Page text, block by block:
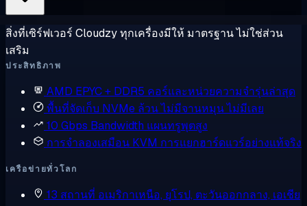
สิ่งที่เซิร์ฟเวอร์ Cloudzy ทุกเครื่องมีให้ มาตรฐาน ไม่ใช่ส่วน
เสริม
ประสิทธิภาพ
AMD EPYC + DDR5 คอร์และหน่วยความจำรุ่นล่าสุด
พื้นที่จัดเก็บ NVMe ล้วนไม่มีจานหมุน ไม่มีเลย
10 Gbps Bandwidth แผนทรูพุตสูง
การจำลองเสมือน KVM การแยกฮาร์ดแวร์อย่างแท้จริง
เครือข่ายทั่วโลก
13 สถานที่ อเมริกาเหนือ, ยุโรป, ตะวันออกกลาง, เอเชีย